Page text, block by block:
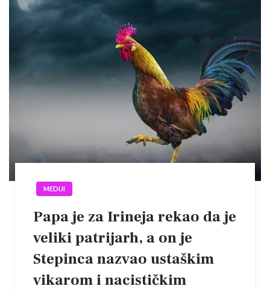
MEDIJI
Papa je za Irineja rekao da je
veliki patrijarh, a on je
Stepinca nazvao ustaškim
vikarom i nacističkim